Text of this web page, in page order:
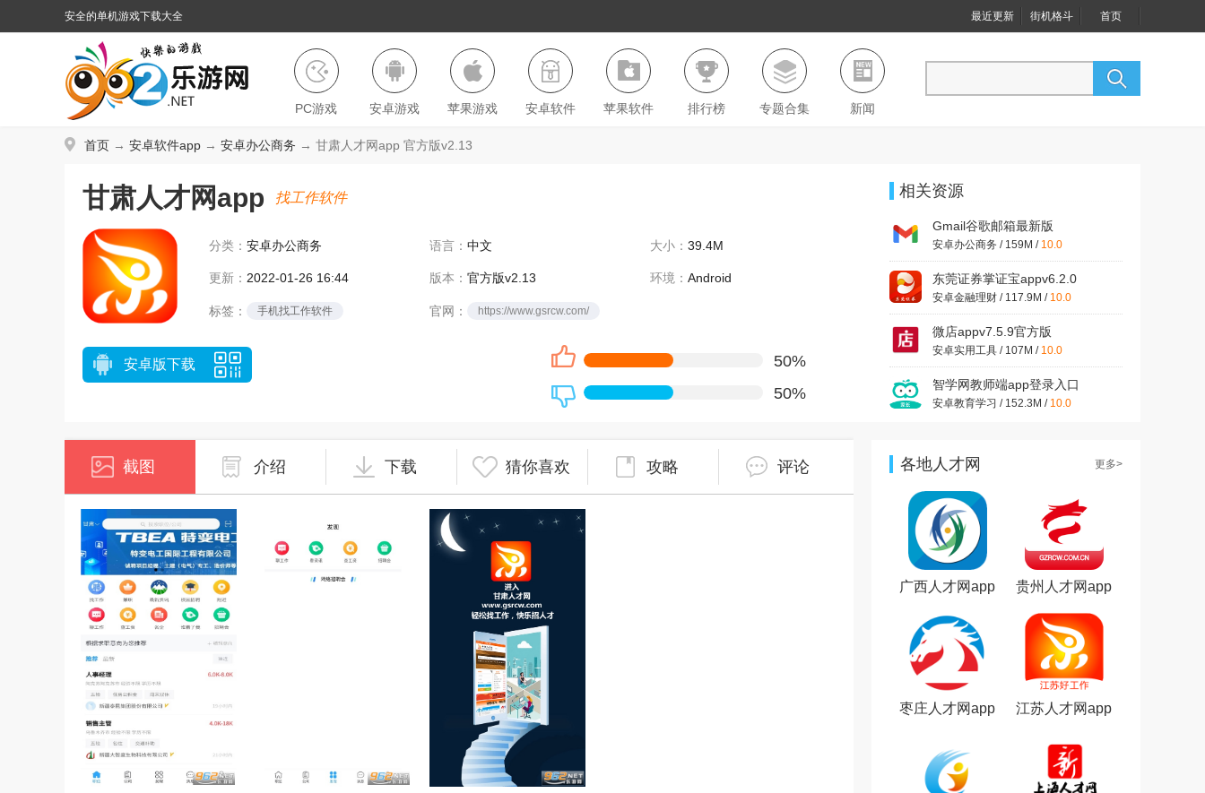
安全的单机游戏下载大全 最近更新 街机格斗 首页
PC游戏 安卓游戏 苹果游戏 安卓软件 苹果软件 排行榜 专题合集 新闻
首页 → 安卓软件app → 安卓办公商务 → 甘肃人才网app 官方版v2.13
甘肃人才网app 找工作软件
分类： 安卓办公商务 语言： 中文 大小： 39.4M
更新： 2022-01-26 16:44 版本： 官方版v2.13 环境： Android
标签： 手机找工作软件 官网： https://www.gsrcw.com/
安卓版下载
50%
50%
相关资源
Gmail谷歌邮箱最新版
v2025.04.06.746103577.Release
安卓办公商务 / 159M / 10.0
东莞证券掌证宝appv6.2.0
安卓金融理财 / 117.9M / 10.0
微店appv7.5.9官方版
安卓实用工具 / 107M / 10.0
智学网教师端app登录入口
v1.17.2222
安卓教育学习 / 152.3M / 10.0
安卓购物优惠 / 24.8M /
抖音短视频appv37.8.0 最新版
安卓影音视听 / 327.7M /9.4
小红书app官方版v9.19.0 官方
安卓版
安卓聊天社交 / 154.0M /9.4
美图秀秀手机版官方版
安卓摄影摄像 / 174M /10.0
截图 介绍 下载 猜你喜欢 攻略 评论 各地人才网 更多>
广西人才网app 贵州人才网app
枣庄人才网app 江苏人才网app